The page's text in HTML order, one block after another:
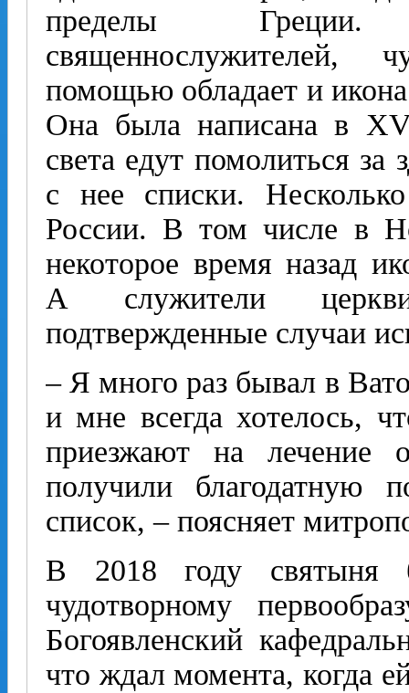
пределы Греции.
священнослужителей,
помощью обладает и
Она была написана в
света едут помолиться
с нее списки.
России. В том числе в
некоторое время назад
А служители
подтвержденные случаи
– Я много раз бывал в
и мне всегда хотелось,
приезжают на
получили благодатную
список, – поясняет
В 2018 году святыня
чудотворному
Богоявленский
что ждал момента, когда